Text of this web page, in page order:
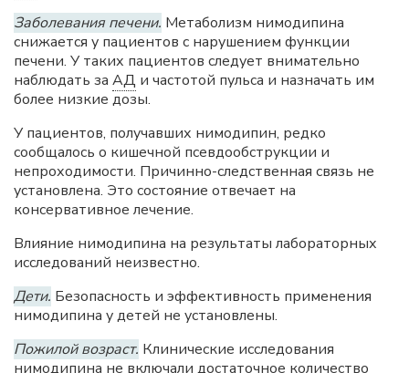
Заболевания печени. Метаболизм нимодипина
снижается у пациентов с нарушением функции
печени. У таких пациентов следует внимательно
наблюдать за АД и частотой пульса и назначать им
более низкие дозы.
У пациентов, получавших нимодипин, редко
сообщалось о кишечной псевдообструкции и
непроходимости. Причинно-следственная связь не
установлена. Это состояние отвечает на
консервативное лечение.
Влияние нимодипина на результаты лабораторных
исследований неизвестно.
Дети. Безопасность и эффективность применения
нимодипина у детей не установлены.
Пожилой возраст. Клинические исследования
нимодипина не включали достаточное количество